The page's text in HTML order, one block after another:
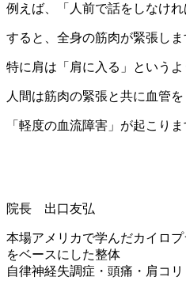
例えば、「人前で話をしなけ
すると、全身の筋肉が緊張しま
特に肩は「肩に入る」という
人間は筋肉の緊張と共に血管
「軽度の血流障害」が起こり
院長 出口友弘
本場アメリカで学んだカイロ
をベースにした整体
自律神経失調症・頭痛・肩コ